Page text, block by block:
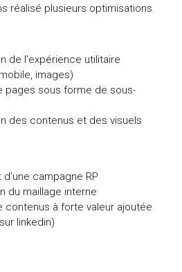
réalisé plusieurs optimisations.
de l’expérience utilitaire
images)
pages sous forme de sous-
des contenus et des visuels
campagne RP
du maillage interne
contenus à forte valeur ajoutée
linkedin)